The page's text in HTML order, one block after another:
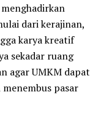
dari kerajinan,
karya kreatif
sekadar ruang
agar UMKM dapat
pasar